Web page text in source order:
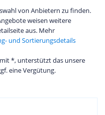
von Anbietern zu finden.
weisen weitere
aus. Mehr
und Sortierungsdetails
*, unterstützt das unsere
eine Vergütung.